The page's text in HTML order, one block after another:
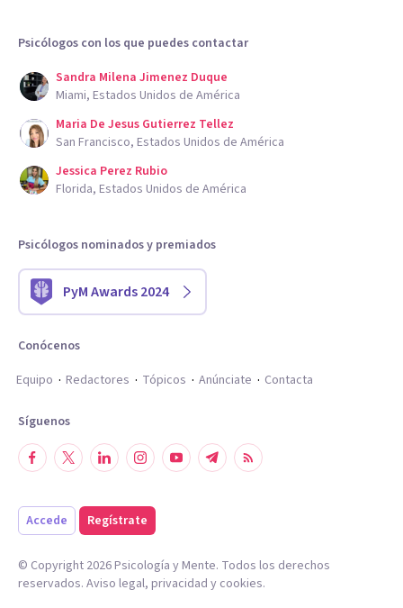
Psicólogos con los que puedes contactar
Sandra Milena Jimenez Duque
Miami, Estados Unidos de América
Maria De Jesus Gutierrez Tellez
San Francisco, Estados Unidos de América
Jessica Perez Rubio
Florida, Estados Unidos de América
Psicólogos nominados y premiados
PyM Awards 2024
Conócenos
Equipo
Redactores Tópicos Anúnciate Contacta
Síguenos
Accede Regístrate
© Copyright 2026Psicología y Mente. Todos los derechos
reservados. Aviso legal, privacidad y cookies.